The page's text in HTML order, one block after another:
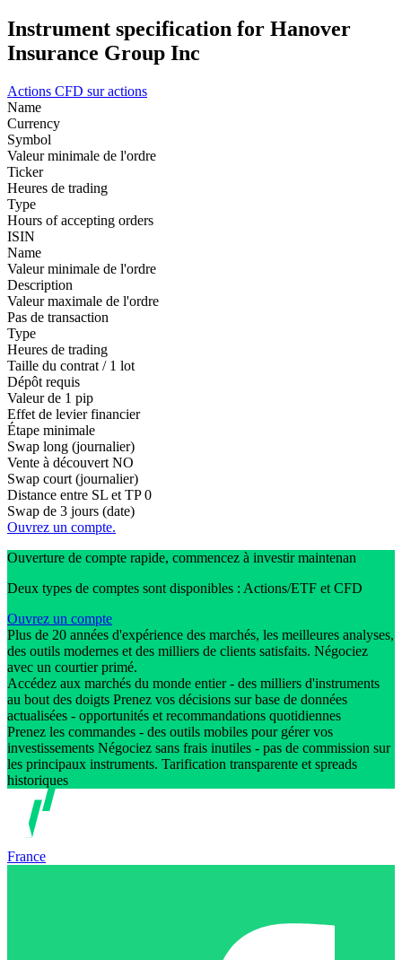
Instrument specification for Hanover
Insurance Group Inc
Actions CFD sur actions
Name
Currency
Symbol
Valeur minimale de l'ordre
Ticker
Heures de trading
Type
Hours of accepting orders
ISIN
Name
Valeur minimale de l'ordre
Description
Valeur maximale de l'ordre
Pas de transaction
Type
Heures de trading
Taille du contrat / 1 lot
Dépôt requis
Valeur de 1 pip
Effet de levier financier
Étape minimale
Swap long (journalier)
Vente à découvert NO
Swap court (journalier)
Distance entre SL et TP 0
Swap de 3 jours (date)
Ouvrez un compte.
Ouverture de compte rapide, commencez à investir maintenan
Deux types de comptes sont disponibles : Actions/ETF et CFD
Ouvrez un compte
Plus de 20 années d'expérience des marchés, les meilleures analyses,
des outils modernes et des milliers de clients satisfaits. Négociez
avec un courtier primé.
Accédez aux marchés du monde entier - des milliers d'instruments
au bout des doigts Prenez vos décisions sur base de données
actualisées - opportunités et recommandations quotidiennes
Prenez les commandes - des outils mobiles pour gérer vos
investissements Négociez sans frais inutiles - pas de commission sur
les principaux instruments. Tarification transparente et spreads
historiques
France